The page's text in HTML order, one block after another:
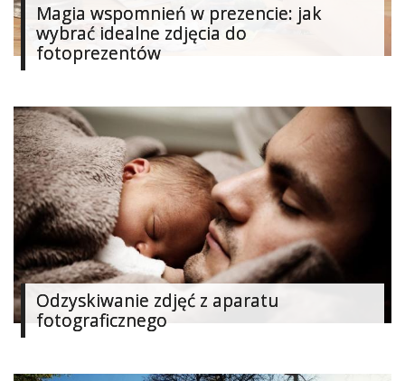
Porady
ekspertów
Blogerek
Konkursy
Recenzje
Studniówka
Dodaj
«
Dodaj
Dodaj
galerię
Najlepsze
Magia wspomnień w prezencie: jak
wybrać idealne zdjęcia do
fotoprezentów
Odzyskiwanie zdjęć z aparatu
fotograficznego